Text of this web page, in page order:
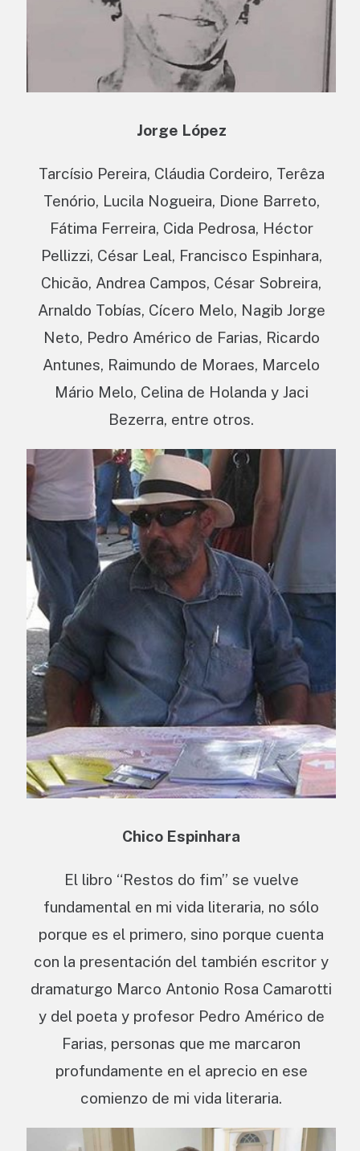
Jorge López
Tarcísio Pereira, Cláudia Cordeiro, Terêza
Tenório, Lucila Nogueira, Dione Barreto,
Fátima Ferreira, Cida Pedrosa, Héctor
Pellizzi, César Leal, Francisco Espinhara,
Chicão, Andrea Campos, César Sobreira,
Arnaldo Tobías, Cícero Melo, Nagib Jorge
Neto, Pedro Américo de Farias, Ricardo
Antunes, Raimundo de Moraes, Marcelo
Mário Melo, Celina de Holanda y Jaci
Bezerra, entre otros.
Chico Espinhara
El libro “Restos do fim” se vuelve
fundamental en mi vida literaria, no sólo
porque es el primero, sino porque cuenta
con la presentación del también escritor y
dramaturgo Marco Antonio Rosa Camarotti
y del poeta y profesor Pedro Américo de
Farias, personas que me marcaron
profundamente en el aprecio en ese
comienzo de mi vida literaria.